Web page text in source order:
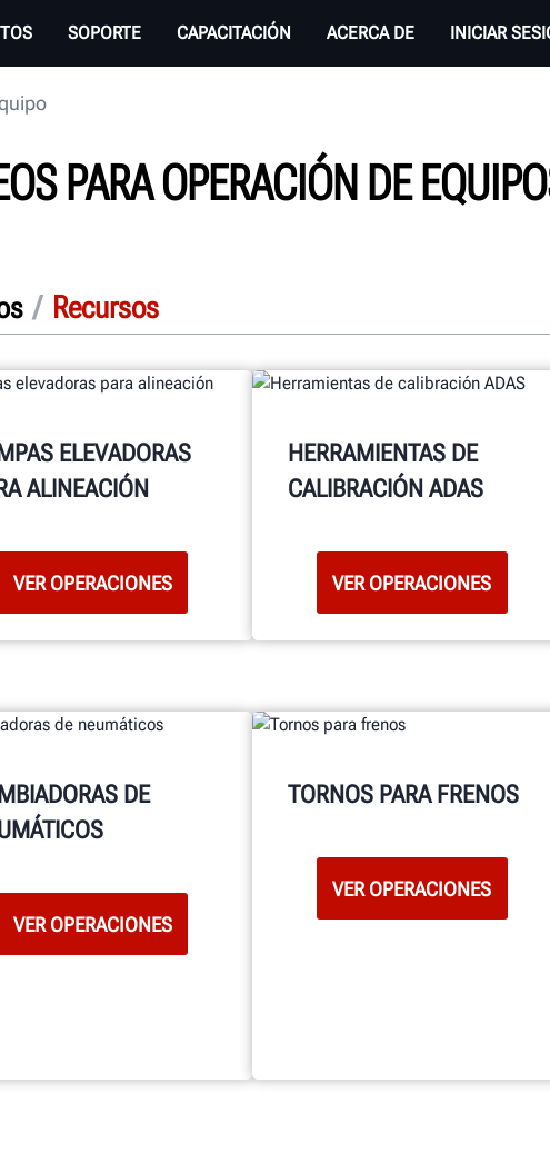
SOPORTE CAPACITACIÓN ACERCA DE INICIAR
PARA OPERACIÓN DE
/ Recursos
ELEVADORAS
ALINEACIÓN
VER OPERACIONES
HERRAMIENTAS DE
CALIBRACIÓN ADAS
VER OPERACIONES
DE
VER OPERACIONES
TORNOS PARA FRENOS
VER OPERACIONES